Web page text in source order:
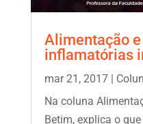
Alimentação
inflamatórias
mar 21, 2017|
Na coluna
Betim, explica o